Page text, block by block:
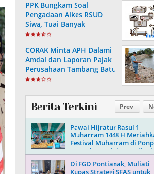
PPK Bungkam Soal
Pengadaan Alkes RSUD
Siwa, Tuai Banyak
Pertanyaan Masyarakat..
CORAK Minta APH Dalami
Amdal dan Laporan Pajak
Perusahaan Tambang Batu
Di Soppeng
Prev
Berita Terkini
Pawai Hijratur Rasul 1
Muharram 1448 H
Festival Muharram di
Daarul Mu’minin As’adiyah
Di FGD Pontianak, Muliati
Kupas Strategi SFAS untuk